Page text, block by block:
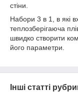
стіни.
Набори 3 в 1, в які
теплозберігаюча
швидко створити
його параметри.
Інші статті